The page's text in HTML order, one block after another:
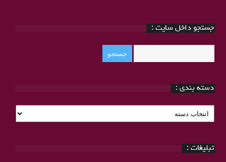
جستجو داخل سایت :
دسته بندی :
دسته
بندی
تبلیغات :